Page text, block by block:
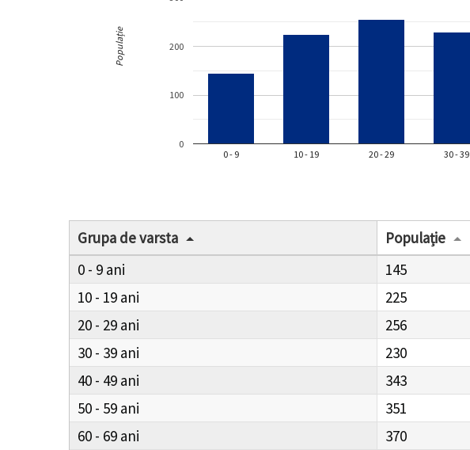
0 - 9 10 - 19 20 - 29 30 - 39
0
100
200
Populație
Grupa de varsta Populație
0 - 9
145
10 - 19
225
20 - 29
256
30 - 39
230
40 - 49
343
50 - 59
351
60 - 69
370